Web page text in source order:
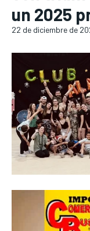
un 2025
22 de diciembre de